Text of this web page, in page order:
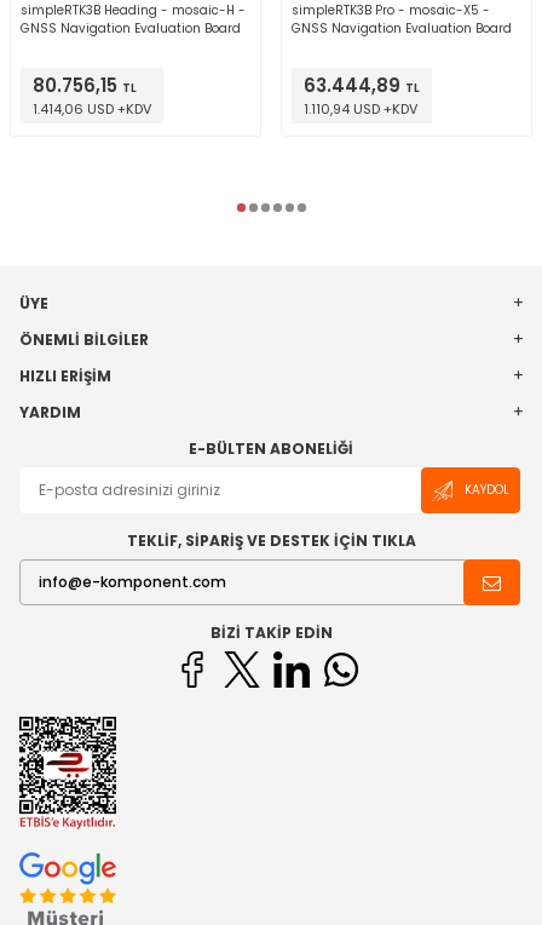
simpleRTK3B Heading - mosaic-H -
GNSS Navigation Evaluation Board
80.756,15 TL
1.414,06 USD +KDV
simpleRTK3B Pro - mosaic-X5 -
GNSS Navigation Evaluation Board
63.444,89 TL
1.110,94 USD +KDV
ÜYE
ÖNEMLI BILGILER
HIZLI ERIŞIM
YARDIM
E-BÜLTEN ABONELIĞI
KAYDOL
TEKLİF, SİPARİŞ VE DESTEK İÇİN TIKLA
BIZI TAKIP EDIN